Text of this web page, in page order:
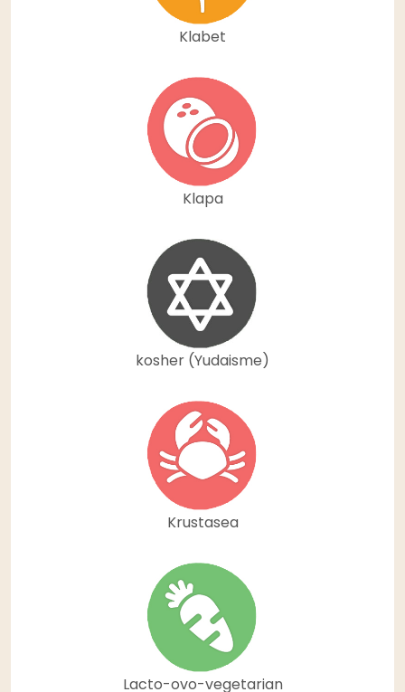
Klabet
Klapa
kosher (Yudaisme)
Krustasea
Lacto-ovo-vegetarian